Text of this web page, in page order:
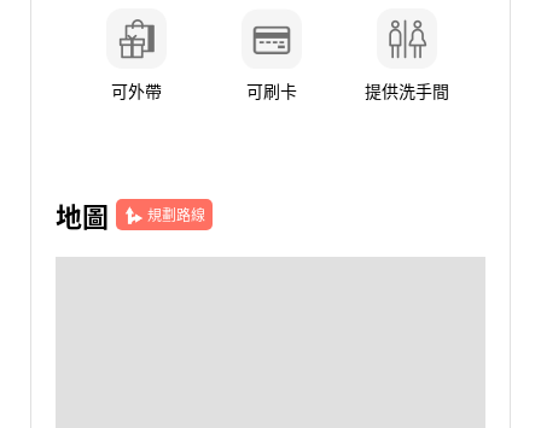
可外帶 可刷卡 提供洗手間
地圖 規劃路線